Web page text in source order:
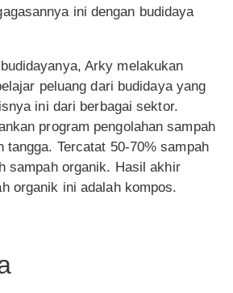
ini dengan budidaya
Arky melakukan
peluang dari budidaya yang
ini dari berbagai sektor.
program pengolahan sampah
tangga. Tercatat 50-70% sampah
sampah organik. Hasil akhir
organik ini adalah kompos.